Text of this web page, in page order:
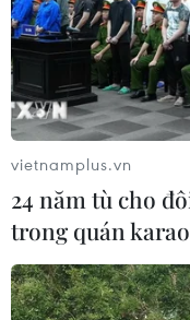
U22 Lào đã xuất
hòa U22 Singapore,
thất bại sốc 0-2
bảng B môn bóng
vietnamplus.vn
24 năm tù cho
trong quán